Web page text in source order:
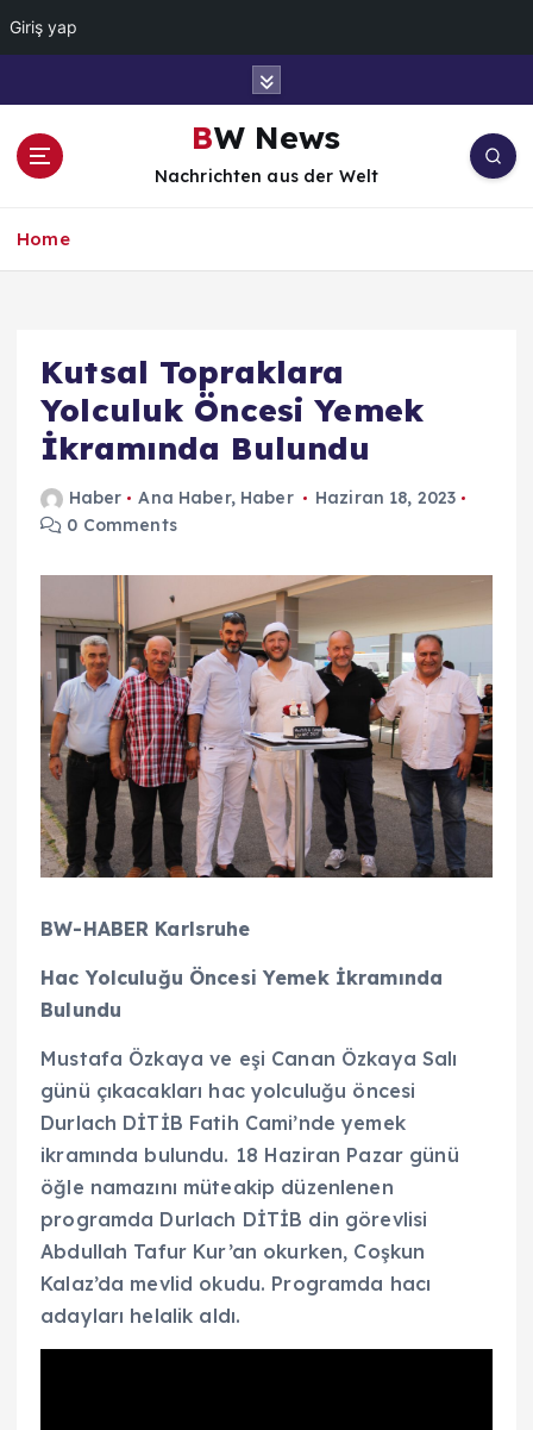
Giriş yap
BW News
Nachrichten aus der Welt
Home
Kutsal Topraklara
Yolculuk Öncesi Yemek
İkramında Bulundu
Haber Ana Haber, Haber
Haziran 18, 2023
0 Comments
BW-HABER Karlsruhe
Hac Yolculuğu Öncesi Yemek İkramında
Bulundu
Mustafa Özkaya ve eşi Canan Özkaya Salı
günü çıkacakları hac yolculuğu öncesi
Durlach DİTİB Fatih Cami’nde yemek
ikramında bulundu. 18 Haziran Pazar günü
öğle namazını müteakip düzenlenen
programda Durlach DİTİB din görevlisi
Abdullah Tafur Kur’an okurken, Coşkun
Kalaz’da mevlid okudu. Programda hacı
adayları helalik aldı.